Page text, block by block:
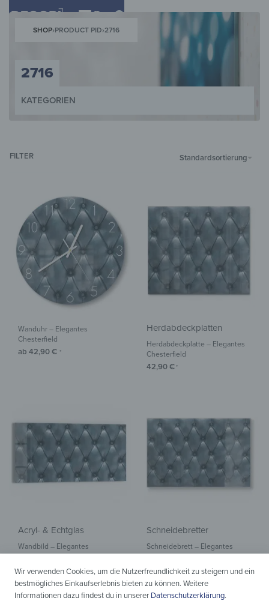
SHOP›PRODUCT PID›2716
2716
KATEGORIEN
Standardsortierung
FILTER
Wanduhr – Elegantes
Chesterfield
ab 42,90€ *
Herdabdeckplatten
Herdabdeckplatte – Elegantes
Chesterfield
42,90€ *
Acryl- & Echtglas
Wandbild – Elegantes
ab 32,90€ *
Schneidebretter
Schneidebrett – Elegantes
ab 19,90€ *
Wir verwenden Cookies, um die Nutzerfreundlichkeit zu steigern und ein
bestmögliches Einkaufserlebnis bieten zu können. Weitere
Informationen dazu findest du in unserer Datenschutzerklärung.